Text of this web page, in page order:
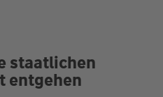
staatlichen
entgehen